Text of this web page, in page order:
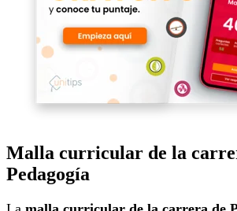
Malla curricular de la
Pedagogía